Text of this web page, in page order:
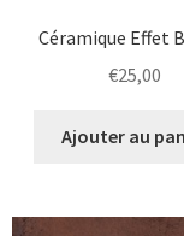
Céramique Effet
€25,00
Ajouter au